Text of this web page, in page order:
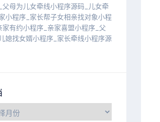
父母为儿女牵线小程序源码_儿女牵
小程序_家长帮子女相亲找对象小程
家有约小程序_亲家喜盟小程序_父
媳找女婿小程序_家长牵线小程序源